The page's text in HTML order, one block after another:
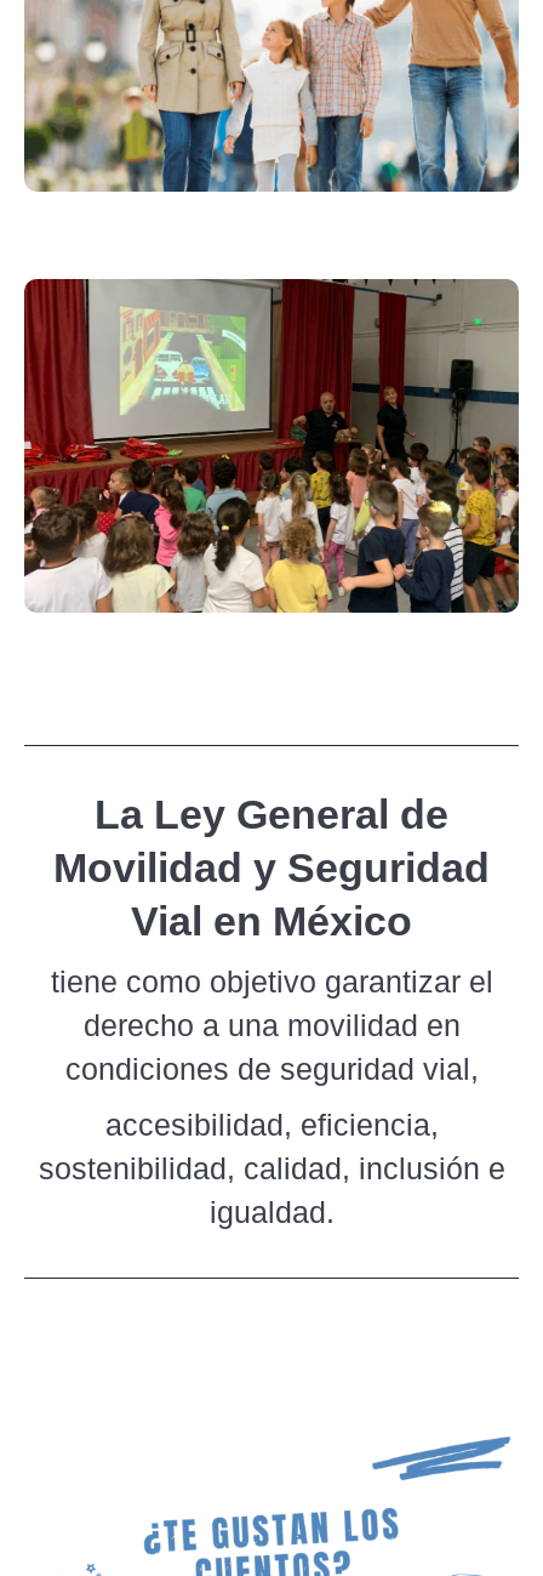
comunidad en torno a un mismo
mensaje:
Educar Salva Vidas.
a educación
, el entorno y las
experiencias juegan un papel
fundamental en la construcción del
ser.
La Ley General de
Movilidad y Seguridad
Vial en México
tiene como objetivo garantizar el
derecho a una movilidad en
condiciones de seguridad vial,
accesibilidad, eficiencia,
sostenibilidad, calidad, inclusión e
igualdad.